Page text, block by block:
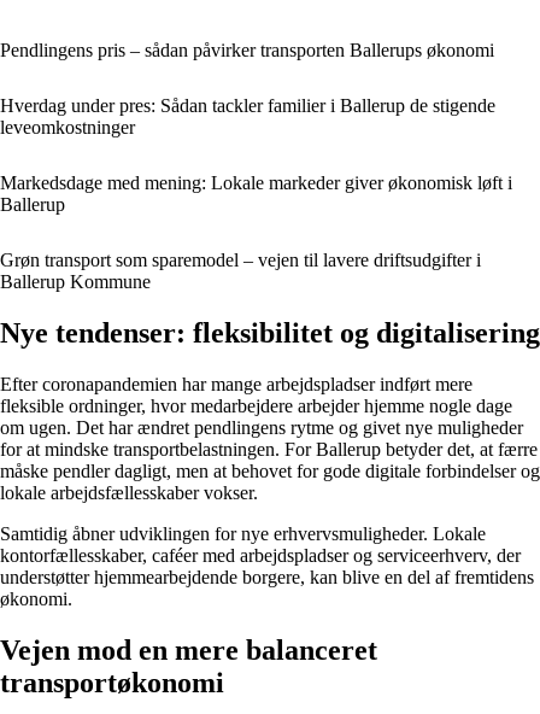
Pendlingens pris – sådan påvirker transporten Ballerups økonomi
Hverdag under pres: Sådan tackler familier i Ballerup de stigende
leveomkostninger
Markedsdage med mening: Lokale markeder giver økonomisk løft i
Ballerup
Grøn transport som sparemodel – vejen til lavere driftsudgifter i
Ballerup Kommune
Nye tendenser: fleksibilitet og digitalisering
Efter coronapandemien har mange arbejdspladser indført mere
fleksible ordninger, hvor medarbejdere arbejder hjemme nogle dage
om ugen. Det har ændret pendlingens rytme og givet nye muligheder
for at mindske transportbelastningen. For Ballerup betyder det, at færre
måske pendler dagligt, men at behovet for gode digitale forbindelser og
lokale arbejdsfællesskaber vokser.
Samtidig åbner udviklingen for nye erhvervsmuligheder. Lokale
kontorfællesskaber, caféer med arbejdspladser og serviceerhverv, der
understøtter hjemmearbejdende borgere, kan blive en del af fremtidens
økonomi.
Vejen mod en mere balanceret
transportøkonomi